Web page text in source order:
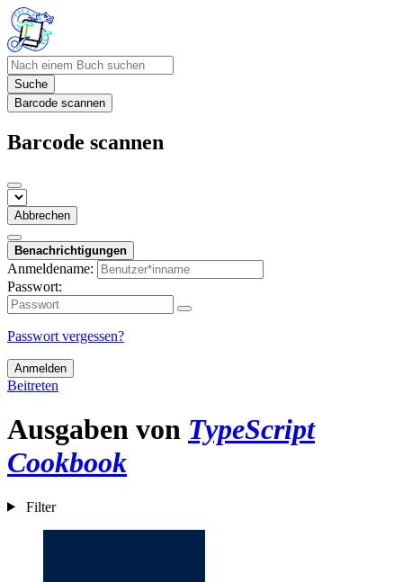
Suche
Barcode scannen
Barcode scannen
Abbrechen
Benachrichtigungen
Anmeldename:
Passwort:
Passwort vergessen?
Anmelden
Beitreten
Ausgaben von TypeScript
Cookbook
Filter